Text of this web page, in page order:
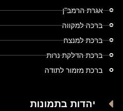
אגרת הרמב"ן
ברכה למקווה
ברכת למנצח
ברכת הדלקת נרות
ברכת מזמור לתודה
יהדות בתמונות